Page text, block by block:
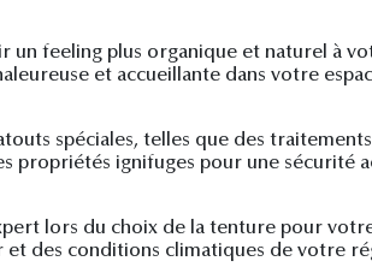
un feeling plus organique et naturel à
et accueillante dans votre
spéciales, telles que des
propriétés ignifuges pour une sécurité
lors du choix de la tenture pour
des conditions climatiques de votre